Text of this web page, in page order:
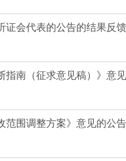
证会代表的公告的结果反馈
指南（征求意见稿）》意
范围调整方案》意见的公